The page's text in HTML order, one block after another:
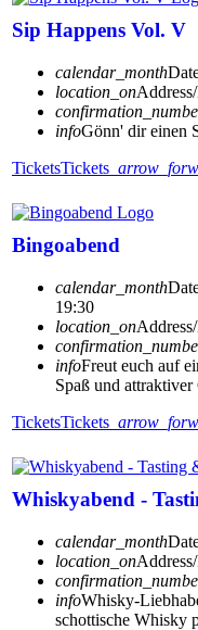
Sip Happens Vol. V
calendar_month
location_on
infoGönn' dir einen
TicketsTickets
Bingoabend
calendar_month
19:30
location_on
infoFreut euch auf
Spaß und
TicketsTickets
Whiskyabend -
calendar_month
location_on
infoWhisky-
schottische Whisky